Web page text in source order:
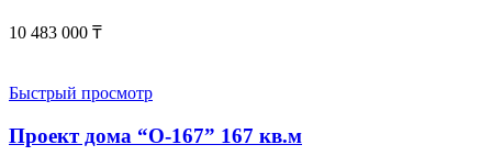
10 483 000 ₸
Быстрый просмотр
Проект дома “О-167” 167 кв.м